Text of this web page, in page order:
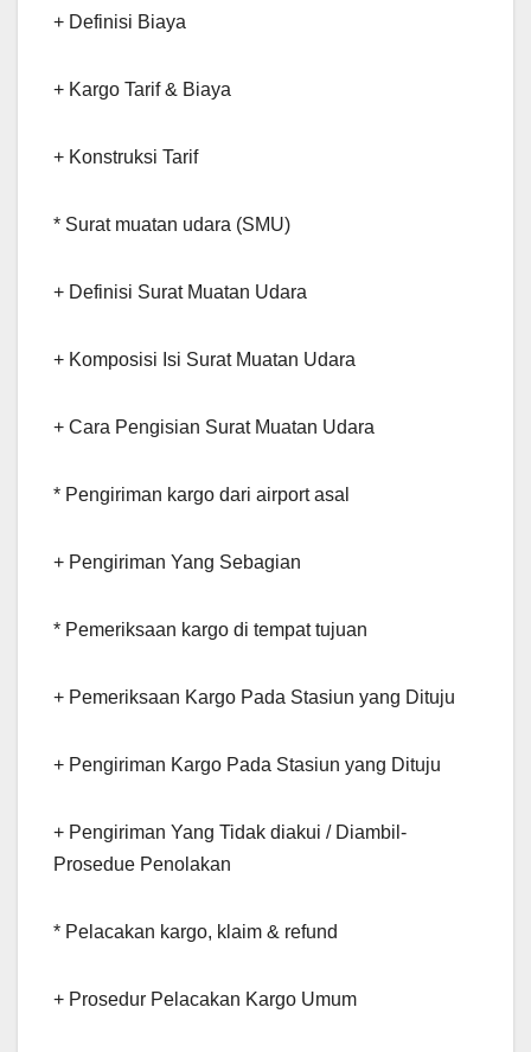
+ Definisi Biaya
+ Kargo Tarif & Biaya
+ Konstruksi Tarif
* Surat muatan udara (SMU)
+ Definisi Surat Muatan Udara
+ Komposisi Isi Surat Muatan Udara
+ Cara Pengisian Surat Muatan Udara
* Pengiriman kargo dari airport asal
+ Pengiriman Yang Sebagian
* Pemeriksaan kargo di tempat tujuan
+ Pemeriksaan Kargo Pada Stasiun yang Dituju
+ Pengiriman Kargo Pada Stasiun yang Dituju
+ Pengiriman Yang Tidak diakui / Diambil-
Prosedue Penolakan
* Pelacakan kargo, klaim & refund
+ Prosedur Pelacakan Kargo Umum